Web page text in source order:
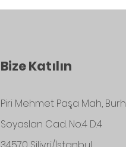
Bize Katılın
Piri Mehmet Paşa Mah,
Soyaslan Cad. No:4 D:4